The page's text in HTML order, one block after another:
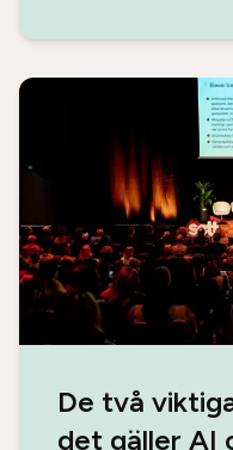
De två
det gäller AI